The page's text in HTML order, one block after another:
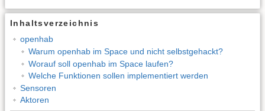
Inhaltsverzeichnis
openhab
Warum openhab im Space und nicht selbstgehackt?
Worauf soll openhab im Space laufen?
Welche Funktionen sollen implementiert werden
Sensoren
Aktoren